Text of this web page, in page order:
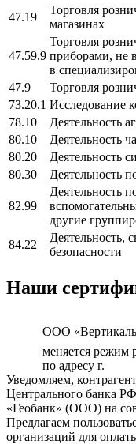
47.19
Торговля
магазинах
47.59.9
Торговля
приборами, не
в
47.9
Торговля
73.20.1 Исследование
78.10
Деятельность
80.10
Деятельность
80.20
Деятельность
80.30
Деятельность
82.99
Деятельность
другие
84.22
Деятельность,
безопасности
Наши
ООО
меняется режим
по адресу г.
Уведомляем,
Центрального банка
«Геобанк» (ООО) на
Предлагаем
организаций для